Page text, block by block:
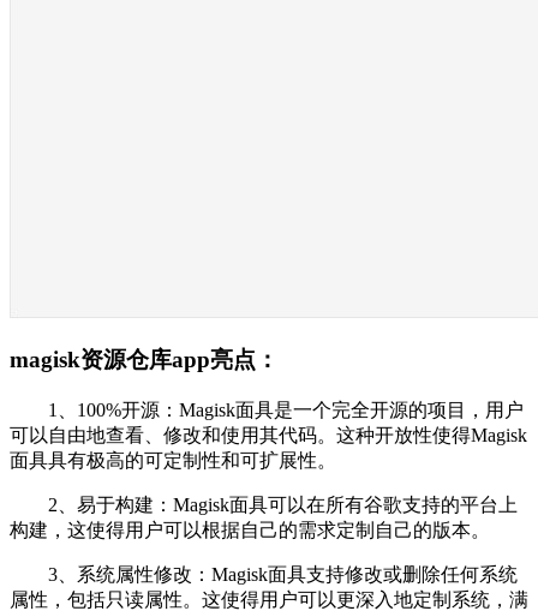
magisk资源仓库app亮点：
1、100%开源：Magisk面具是一个完全开源的项目，用户
可以自由地查看、修改和使用其代码。这种开放性使得Magisk
面具具有极高的可定制性和可扩展性。
2、易于构建：Magisk面具可以在所有谷歌支持的平台上
构建，这使得用户可以根据自己的需求定制自己的版本。
3、系统属性修改：Magisk面具支持修改或删除任何系统
属性，包括只读属性。这使得用户可以更深入地定制系统，满